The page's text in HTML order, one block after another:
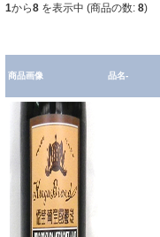
1から8 を表示中 (商品の数: 8)
商品画像 品名-